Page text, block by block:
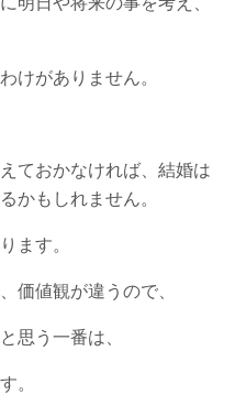
けがありません。
ておかなければ、結婚は
かもしれません。
ます。
価値観が違うので、
思う一番は、
。